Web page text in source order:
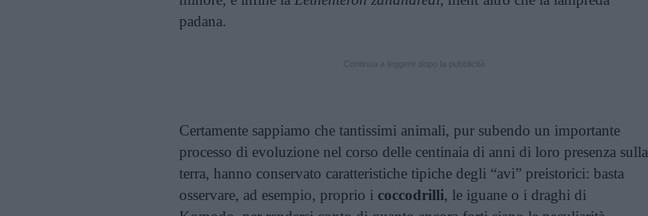
padana.
Certamente sappiamo che tantissimi animali, pur subendo un importante
processo di evoluzione nel corso delle centinaia di anni di loro presenza sulla
terra, hanno conservato caratteristiche tipiche degli “avi” preistorici: basta
osservare, ad esempio, proprio i coccodrilli, le iguane o i draghi di